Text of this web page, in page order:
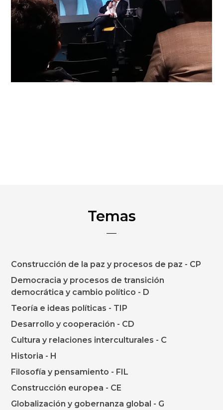
Temas
Construcción de la paz y procesos de paz - CP
Democracia y procesos de transición
democrática y cambio político - D
Teoría e ideas políticas - TIP
Desarrollo y cooperación - CD
Cultura y relaciones interculturales - C
Historia - H
Filosofía y pensamiento - FIL
Construcción europea - CE
Globalización y gobernanza global - G